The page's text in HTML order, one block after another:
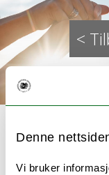
Denne
Vi bruker
<